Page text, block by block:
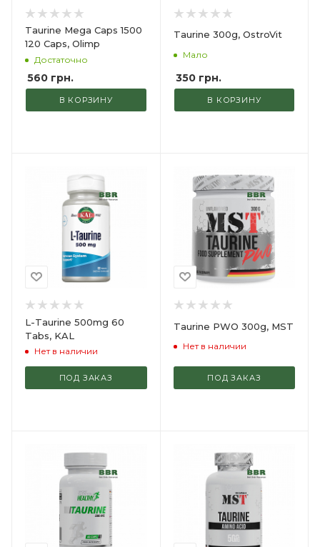
Taurine Mega Caps 1500
120 Сaps, Olimp
Достаточно
560 грн.
В КОРЗИНУ
Taurine 300g, OstroVit
Мало
350грн.
В КОРЗИНУ
L-Taurine 500mg 60
Tabs, KAL
Нет в наличии
ПОД ЗАКАЗ
Taurine PWO 300g, MST
Нет в наличии
ПОД ЗАКАЗ